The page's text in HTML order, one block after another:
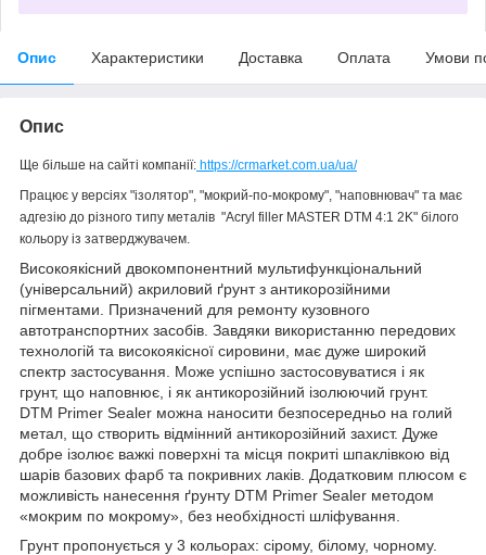
Опис Характеристики Доставка Оплата Умови
Опис
Ще більше на сайті компанії: https://crmarket.com.ua/ua/
Працює у версіях "ізолятор", "мокрий-по-мокрому", "наповнювач" та має
адгезію до різного типу металів "Acryl filler MASTER DTM 4:1 2K" білого
кольору із затверджувачем.
Високоякісний двокомпонентний мультифункціональний
(універсальний) акриловий ґрунт з антикорозійними
пігментами. Призначений для ремонту кузовного
автотранспортних засобів. Завдяки використанню передових
технологій та високоякісної сировини, має дуже широкий
спектр застосування. Може успішно застосовуватися і як
грунт, що наповнює, і як антикорозійний ізолюючий грунт.
DTM Primer Sealer можна наносити безпосередньо на голий
метал, що створить відмінний антикорозійний захист. Дуже
добре ізолює важкі поверхні та місця покриті шпаклівкою від
шарів базових фарб та покривних лаків. Додатковим плюсом є
можливість нанесення ґрунту DTM Primer Sealer методом
«мокрим по мокрому», без необхідності шліфування.
Грунт пропонується у 3 кольорах: сірому, білому, чорному.